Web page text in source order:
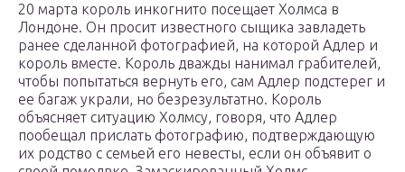
20 марта король инкогнито посещает Холмса в
Лондоне. Он просит известного сыщика завладеть
ранее сделанной фотографией, на которой Адлер и
король вместе. Король дважды нанимал грабителей,
чтобы попытаться вернуть его, сам Адлер подстерег и
ее багаж украли, но безрезультатно. Король
объясняет ситуацию Холмсу, говоря, что Адлер
пообещал прислать фотографию, подтверждающую
их родство с семьей его невесты, если он объявит о